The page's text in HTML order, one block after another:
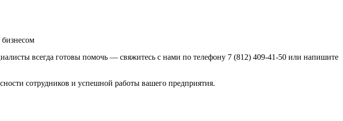
всегда готовы помочь — свяжитесь с нами по телефону 7 (812) 409-41-50 или напишите
сотрудников и успешной работы вашего предприятия.